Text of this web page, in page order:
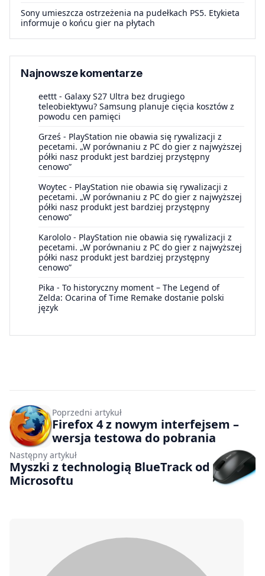
Sony umieszcza ostrzeżenia na pudełkach PS5. Etykieta
informuje o końcu gier na płytach
Najnowsze komentarze
eettt - Galaxy S27 Ultra bez drugiego
teleobiektywu? Samsung planuje cięcia kosztów z
powodu cen pamięci
Grześ - PlayStation nie obawia się rywalizacji z
pecetami. „W porównaniu z PC do gier z najwyższej
półki nasz produkt jest bardziej przystępny
cenowo”
Woytec - PlayStation nie obawia się rywalizacji z
pecetami. „W porównaniu z PC do gier z najwyższej
półki nasz produkt jest bardziej przystępny
cenowo”
Karololo - PlayStation nie obawia się rywalizacji z
pecetami. „W porównaniu z PC do gier z najwyższej
półki nasz produkt jest bardziej przystępny
cenowo”
Pika - To historyczny moment – The Legend of
Zelda: Ocarina of Time Remake dostanie polski
język
Poprzedni artykuł
Firefox 4 z nowym interfejsem –
wersja testowa do pobrania
Następny artykuł
Myszki z technologią BlueTrack od
Microsoftu